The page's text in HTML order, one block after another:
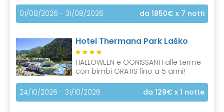
01/08/2026 - 31/08/2026 da 1850€ x 7 notti
Hotel Thermana Park Laško
HALLOWEEN e OGNISSANTI alle terme
con bimbi GRATIS fino a 5 anni!
24/10/2026 - 31/10/2026 da 129€ x 1 notte